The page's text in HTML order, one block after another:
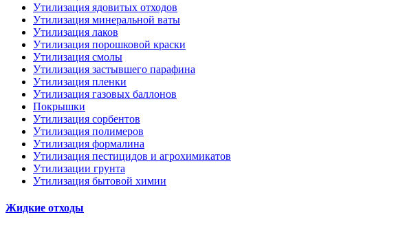
Утилизация ядовитых отходов
Утилизация минеральной ваты
Утилизация лаков
Утилизация порошковой краски
Утилизация смолы
Утилизация застывшего парафина
Утилизация пленки
Утилизация газовых баллонов
Покрышки
Утилизация сорбентов
Утилизация полимеров
Утилизация формалина
Утилизация пестицидов и агрохимикатов
Утилизации грунта
Утилизация бытовой химии
Жидкие отходы